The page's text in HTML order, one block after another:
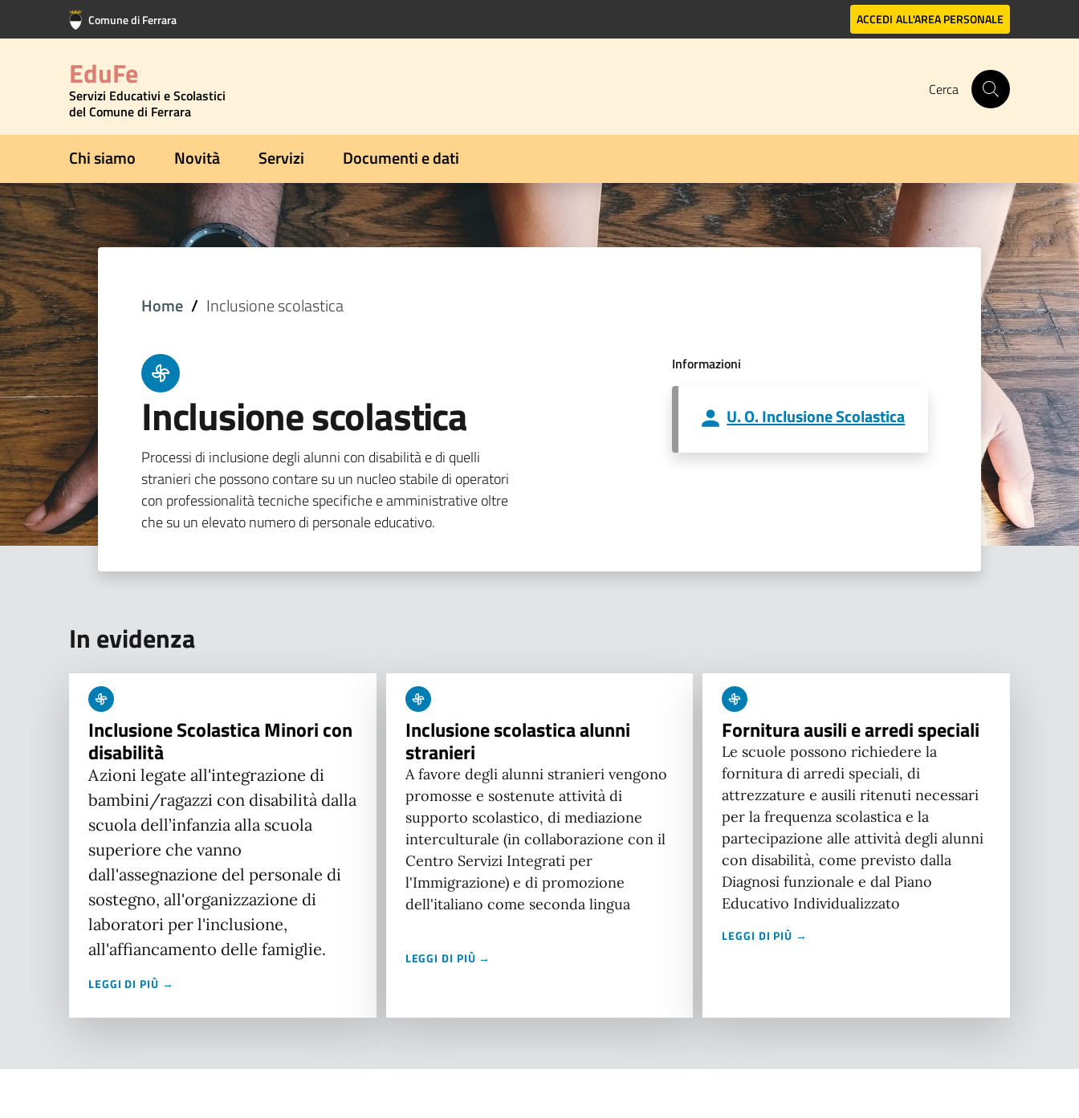
Vai al contenuto principale
Vai al footer Comune di Ferrara ACCEDI ALL'AREA PERSONALE
EduFe
Servizi Educativi e Scolastici
del Comune di Ferrara
Cerca
Chi siamo Novità Servizi Documenti e dati
Home Inclusione scolastica
Inclusione scolastica
Processi di inclusione degli alunni con disabilità e di quelli
stranieri che possono contare su un nucleo stabile di operatori
con professionalità tecniche specifiche e amministrative oltre
che su un elevato numero di personale educativo.
Informazioni
U. O. Inclusione Scolastica
In evidenza
Inclusione Scolastica Minori con
disabilità
Azioni legate all'integrazione di
bambini/ragazzi con disabilità dalla
scuola dell’infanzia alla scuola
superiore che vanno
dall'assegnazione del personale di
sostegno, all'organizzazione di
laboratori per l'inclusione,
all'affiancamento delle famiglie.
LEGGI DI PIÙ →
Inclusione scolastica alunni
stranieri
A favore degli alunni stranieri vengono
promosse e sostenute attività di
supporto scolastico, di mediazione
interculturale (in collaborazione con il
Centro Servizi Integrati per
l'Immigrazione) e di promozione
dell'italiano come seconda lingua
LEGGI DI PIÙ →
Fornitura ausili e arredi speciali
Le scuole possono richiedere la
fornitura di arredi speciali, di
attrezzature e ausili ritenuti necessari
per la frequenza scolastica e la
partecipazione alle attività degli alunni
con disabilità, come previsto dalla
Diagnosi funzionale e dal Piano
Educativo Individualizzato
LEGGI DI PIÙ →